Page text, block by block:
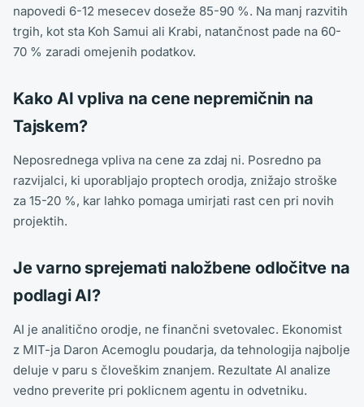
napovedi 6-12 mesecev doseže 85-90 %. Na manj razvitih
trgih, kot sta Koh Samui ali Krabi, natančnost pade na 60-
70 % zaradi omejenih podatkov.
Kako AI vpliva na cene nepremičnin na
Tajskem?
Neposrednega vpliva na cene za zdaj ni. Posredno pa
razvijalci, ki uporabljajo proptech orodja, znižajo stroške
za 15-20 %, kar lahko pomaga umirjati rast cen pri novih
projektih.
Je varno sprejemati naložbene odločitve na
podlagi AI?
AI je analitično orodje, ne finančni svetovalec. Ekonomist
z MIT-ja Daron Acemoglu poudarja, da tehnologija najbolje
deluje v paru s človeškim znanjem. Rezultate AI analize
vedno preverite pri poklicnem agentu in odvetniku.